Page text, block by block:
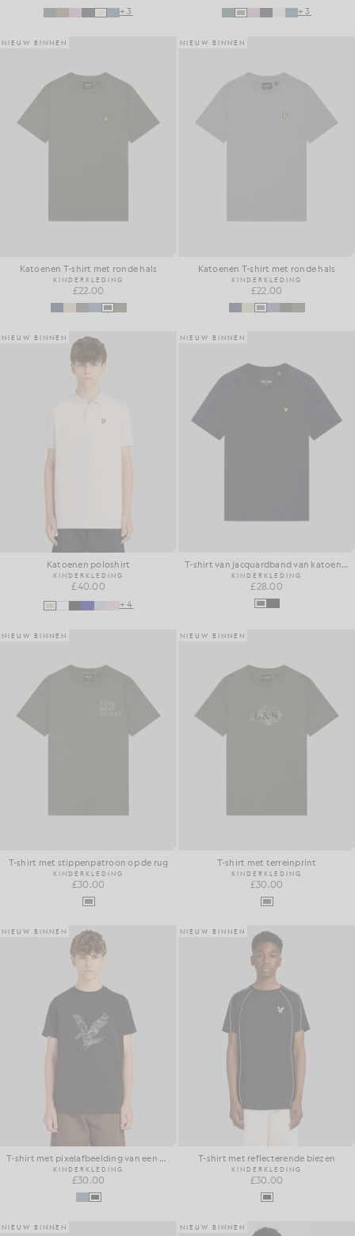
+3 +3
NIEUW BINNEN
Katoenen T-shirt met ronde hals
KINDERKLEDING
£22.00
NIEUW BINNEN
Katoenen T-shirt met ronde hals
KINDERKLEDING
£22.00
NIEUW BINNEN
Katoenen poloshirt
KINDERKLEDING
£40.00
+4
NIEUW BINNEN
T-shirt van jacquardband van katoenmix
KINDERKLEDING
£28.00
NIEUW BINNEN
T-shirt met stippenpatroon op de rug
KINDERKLEDING
£30.00
NIEUW BINNEN
T-shirt met terreinprint
KINDERKLEDING
£30.00
NIEUW BINNEN
T-shirt met pixelafbeelding van een adelaar
KINDERKLEDING
£30.00
NIEUW BINNEN
T-shirt met reflecterende biezen
KINDERKLEDING
£30.00
NIEUW BINNEN NIEUW BINNEN